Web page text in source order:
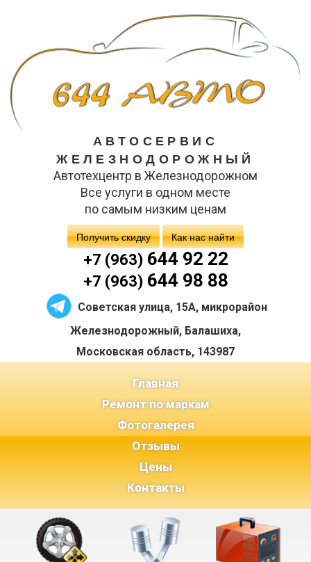
АВТОСЕРВИС
ЖЕЛЕЗНОДОРОЖНЫЙ
Автотехцентр в Железнодорожном
Все услуги в одном месте
по самым низким ценам
Получить скидку Как нас найти
+7 (963)644 92 22
+7 (963)644 98 88
Советская улица, 15А, микрорайон
Железнодорожный, Балашиха,
Московская область, 143987
Главная(current)
Ремонт по маркам
Фотогалерея
Отзывы
Цены
Контакты